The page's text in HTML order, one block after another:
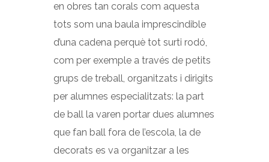
en obres tan corals com aquesta
tots som una baula imprescindible
d’una cadena perquè tot surti rodó,
com per exemple a través de petits
grups de treball, organitzats i dirigits
per alumnes especialitzats: la part
de ball la varen portar dues alumnes
que fan ball fora de l’escola, la de
decorats es va organitzar a les